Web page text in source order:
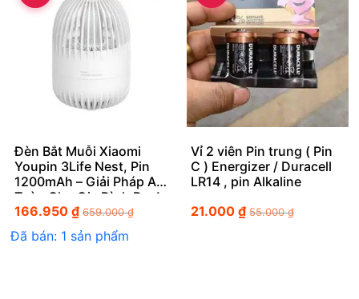
Đèn Bắt Muỗi Xiaomi
Youpin 3Life Nest, Pin
1200mAh – Giải Pháp An
Toàn Cho Gia Đình Bạn!
166.950 ₫ 659.000₫
Đã bán: 1 sản phẩm
Vỉ 2 viên Pin trung ( Pin
C ) Energizer / Duracell
LR14 , pin Alkaline
21.000₫ 55.000₫